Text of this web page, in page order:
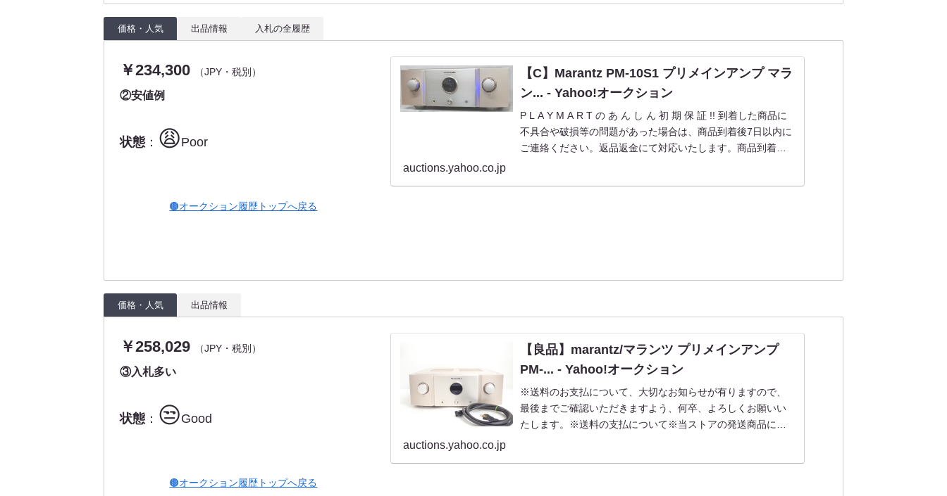
価格・人気 出品情報 入札の全履歴
￥234,300 （JPY・税別）
②安値例
状態： 😩Poor
🟤オークション履歴トップへ戻る
【C】Marantz PM-10S1 プリメインアンプ マラ
ン... - Yahoo!オークション
P L A Y M A R T の あ ん し ん 初 期 保 証 !! 到着した商品に
不具合や破損等の問題があった場合は、商品到着後7日以内に
ご連絡ください。返品返金にて対応いたします。商品到着
auctions.yahoo.co.jp
価格・人気 出品情報
￥258,029 （JPY・税別）
③入札多い
状態： 😒Good
🟤オークション履歴トップへ戻る
【良品】marantz/マランツ プリメインアンプ
PM-... - Yahoo!オークション
※送料のお支払について、大切なお知らせが有りますので、
最後までご確認いただきますよう、何卒、よろしくお願いい
たします。※送料の支払について※当ストアの発送商品には
auctions.yahoo.co.jp